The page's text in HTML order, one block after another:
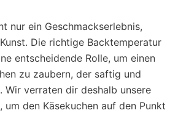
nur ein Geschmackserlebnis,
Die richtige Backtemperatur
entscheidende Rolle, um einen
zu zaubern, der saftig und
Wir verraten dir deshalb unsere
um den Käsekuchen auf den Punkt